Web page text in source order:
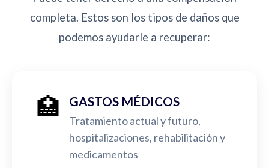
completa. Estos son los tipos de daños que
podemos ayudarle a recuperar:
🏥 GASTOS MÉDICOS
Tratamiento actual y futuro,
hospitalizaciones, rehabilitación y
medicamentos